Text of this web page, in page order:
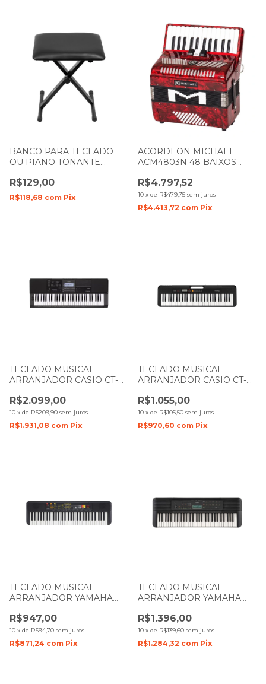
BANCO PARA TECLADO
OU PIANO TONANTE
R$129,00
R$118,68 com Pix
ACORDEON MICHAEL
ACM4803N 48 BAIXOS
PEROLADO
R$4.797,52
10 x de R$479,75 sem juros
R$4.413,72 com Pix
TECLADO MUSICAL
ARRANJADOR CASIO CT-
R$2.099,00
10 x de R$209,90 sem juros
R$1.931,08 com Pix
TECLADO MUSICAL
ARRANJADOR CASIO CT-
TECLAS
R$1.055,00
10 x de R$105,50 sem juros
R$970,60 com Pix
TECLADO MUSICAL
ARRANJADOR YAMAHA
R$947,00
10 x de R$94,70 sem juros
R$871,24 com Pix
TECLADO MUSICAL
ARRANJADOR YAMAHA
R$1.396,00
10 x de R$139,60 sem juros
R$1.284,32 com Pix